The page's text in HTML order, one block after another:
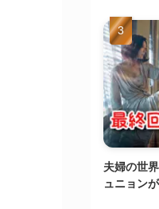
夫婦の世
ュニョン